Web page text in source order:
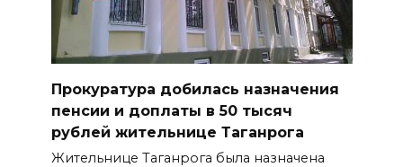
Прокуратура добилась назначения
пенсии и доплаты в 50 тысяч
рублей жительнице Таганрога
Жительнице Таганрога была назначена